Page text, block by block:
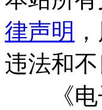
律声明
违法和
《电子